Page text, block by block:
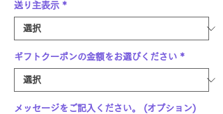
価
格
送り主表示 *
ギフトクーポンの金額をお選びください *
メッセージをご記入ください。 (オプション)